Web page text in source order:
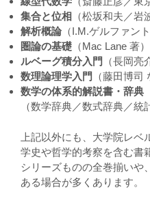
集合と位相 （松坂和夫／岩
解析概論（I.M.ゲルファン
圏論の基礎 （Mac Lane 著）
ルベーグ積分入門
（長岡亮
数理論理学入門
（藤田博司
数学の体系的解説書・辞典
（数学辞典／数式辞典／統
上記以外にも、大学院レ
学史や哲学的考察を含む書
シリーズものの全巻揃いや
ある場合が多くあります。